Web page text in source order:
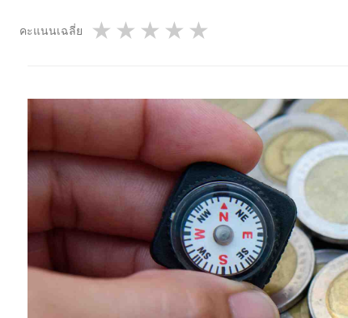
คะแนนเฉลี่ย 4 stars
3 stars
2 stars
1 star